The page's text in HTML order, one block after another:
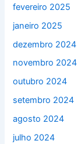
fevereiro 2025
janeiro 2025
dezembro 2024
novembro 2024
outubro 2024
setembro 2024
agosto 2024
julho 2024